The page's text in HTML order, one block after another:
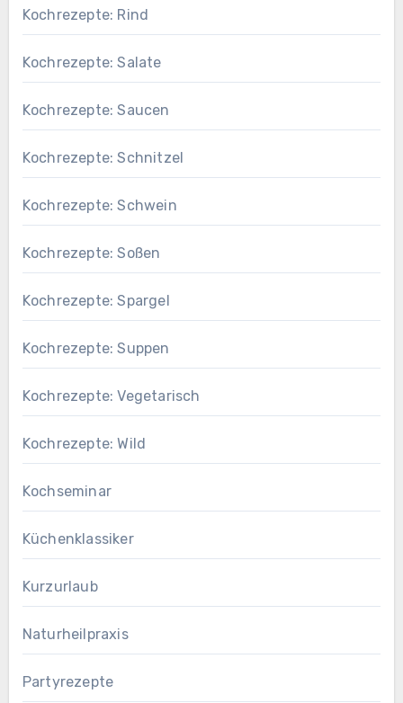
Kochrezepte: Rind
Kochrezepte: Salate
Kochrezepte: Saucen
Kochrezepte: Schnitzel
Kochrezepte: Schwein
Kochrezepte: Soßen
Kochrezepte: Spargel
Kochrezepte: Suppen
Kochrezepte: Vegetarisch
Kochrezepte: Wild
Kochseminar
Küchenklassiker
Kurzurlaub
Naturheilpraxis
Partyrezepte